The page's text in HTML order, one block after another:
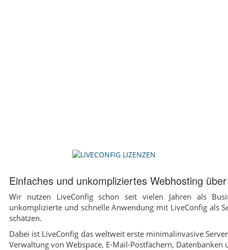
Einfaches und unkompliziertes Webhosting
Wir nutzen LiveConfig schon seit vielen Jahren als
unkomplizierte und schnelle Anwendung mit LiveConfig als
schätzen.
Dabei ist LiveConfig das weltweit erste minimalinvasive
Verwaltung von Webspace, E-Mail-Postfächern,